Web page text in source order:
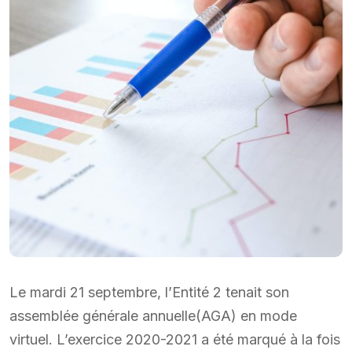
Le mardi 21 septembre, l’Entité 2 tenait son
assemblée générale annuelle(AGA) en mode
virtuel. L’exercice 2020-2021 a été marqué à la fois